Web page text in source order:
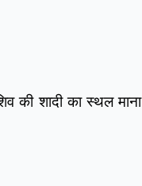
की शादी का स्थल माना